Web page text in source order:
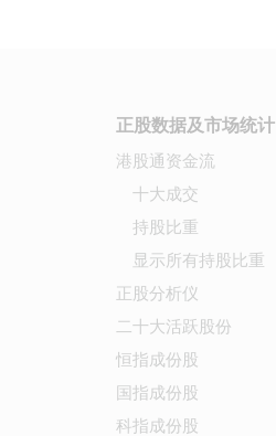
正股数据及市场统计
港股通资金流
十大成交
持股比重
显示所有持股比重
正股分析仪
二十大活跃股份
恒指成份股
国指成份股
科指成份股